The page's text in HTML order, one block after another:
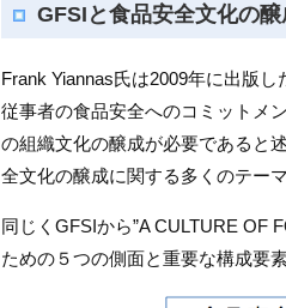
GFSIと食品安全文化の醸
Frank Yiannas氏は2009年に出版
従事者の食品安全へのコミットメ
の組織文化の醸成が必要であると
全文化の醸成に関する多くのテー
同じくGFSIから”A CULTURE OF
ための５つの側面と重要な構成要